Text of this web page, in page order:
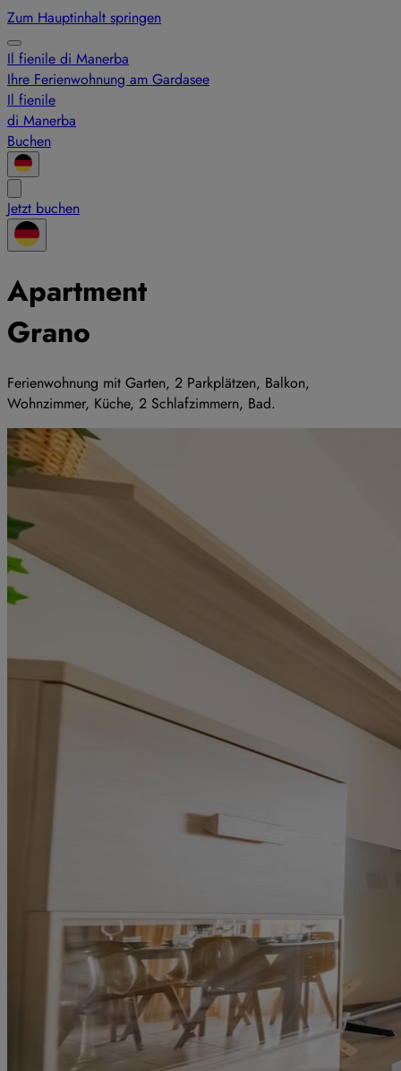
Zum Hauptinhalt springen
Il fienile di Manerba
Ihre Ferienwohnung am Gardasee
Il fienile
di Manerba
Buchen
Jetzt buchen
Apartment
Grano
Ferienwohnung mit Garten, 2 Parkplätzen, Balkon,
Wohnzimmer, Küche, 2 Schlafzimmern, Bad.